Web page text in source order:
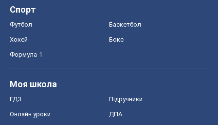
Спорт
Футбол Баскетбол
Хокей Бокс
Формула-1
Моя школа
ГДЗ Підручники
Онлайн уроки ДПА